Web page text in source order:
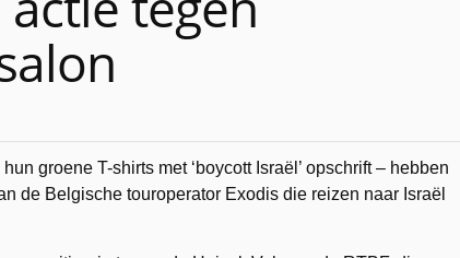
groene T-shirts met ‘boycott Israël’ opschrift – hebben
de Belgische touroperator Exodis die reizen naar Israël